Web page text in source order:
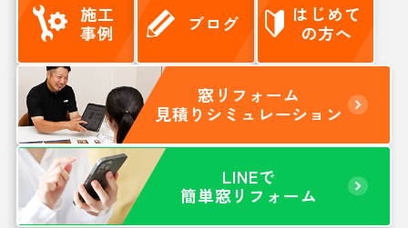
施工
事例
ブログ
はじめて
の方へ
窓リフォーム
見積りシミュレーション
LINEで
簡単窓リフォーム